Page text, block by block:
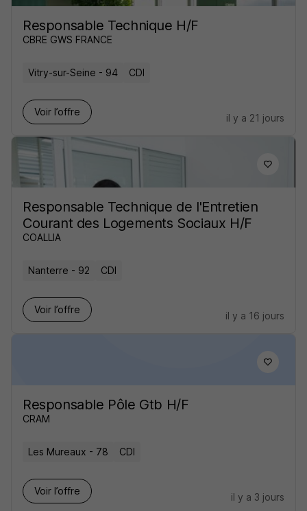
Responsable Technique H/F
CBRE GWS FRANCE
Vitry-sur-Seine - 94 CDI
Voir l’offre
il y a 21 jours
Responsable Technique de l'Entretien
Courant des Logements Sociaux H/F
COALLIA
Nanterre - 92 CDI
Voir l’offre
il y a 16 jours
Responsable Pôle Gtb H/F
CRAM
Les Mureaux - 78 CDI
Voir l’offre
il y a 3 jours